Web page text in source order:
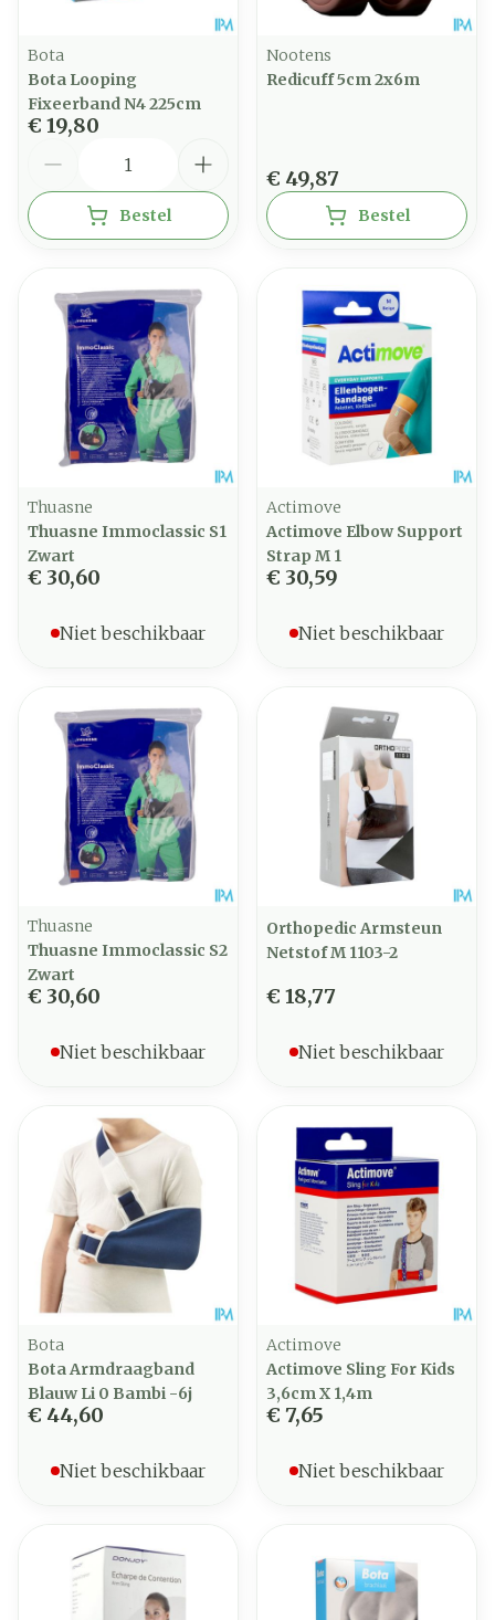
Bota
Bota Looping
Fixeerband N4 225cm
€ 19,80
Bestel
Nootens
Redicuff 5cm 2x6m
€ 49,87
Bestel
Thuasne
Thuasne Immoclassic S1
Zwart
€ 30,60
Niet beschikbaar
Actimove
Actimove Elbow Support
Strap M 1
€ 30,59
Niet beschikbaar
Thuasne
Thuasne Immoclassic S2
Zwart
€ 30,60
Niet beschikbaar
Orthopedic Armsteun
Netstof M 1103-2
€ 18,77
Niet beschikbaar
Bota
Bota Armdraagband
Blauw Li 0 Bambi -6j
€ 44,60
Niet beschikbaar
Actimove
Actimove Sling For Kids
3,6cm X 1,4m
€ 7,65
Niet beschikbaar